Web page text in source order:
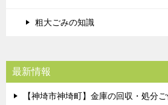
粗大ごみの知識
最新情報
【神埼市神埼町】金庫の回収・処分